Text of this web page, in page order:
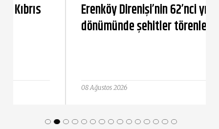
Erenköy Direnişi’nin 62’nci yıl
dönümünde şehitler törenle anıldı